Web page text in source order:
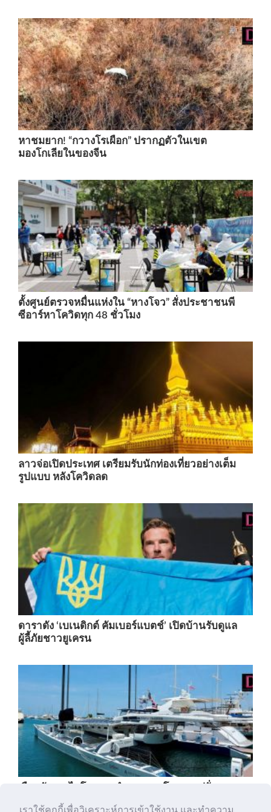
หาชมยาก! “กวางโรเผือก” ปรากฏตัวในเขต
มองโกเลียในของจีน
ตั้งศูนย์ตรวจหมื่นแห่งใน “หางโจว” สั่งประชาชนพี
ซีอาร์หาโควิดทุก 48 ชั่วโมง
ลาวจ่อเปิดประเทศ เตรียมรับนักท่องเที่ยวอย่างเต็ม
รูปแบบ หลังโควิดลด
ดาราดัง ‘เบเนดิกต์ คัมเบอร์แบตช์’ เปิดบ้านรับดูแล
ผู้ลี้ภัยชาวยูเครน